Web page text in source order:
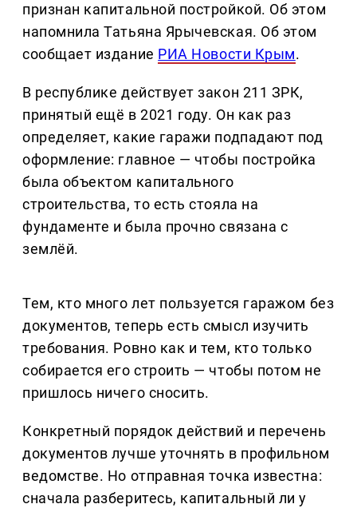
признан капитальной постройкой. Об этом
напомнила Татьяна Ярычевская. Об этом
сообщает издание РИА Новости Крым.
В республике действует закон 211 ЗРК,
принятый ещё в 2021 году. Он как раз
определяет, какие гаражи подпадают под
оформление: главное — чтобы постройка
была объектом капитального
строительства, то есть стояла на
фундаменте и была прочно связана с
землёй.
Тем, кто много лет пользуется гаражом без
документов, теперь есть смысл изучить
требования. Ровно как и тем, кто только
собирается его строить — чтобы потом не
пришлось ничего сносить.
Конкретный порядок действий и перечень
документов лучше уточнять в профильном
ведомстве. Но отправная точка известна:
сначала разберитесь, капитальный ли у